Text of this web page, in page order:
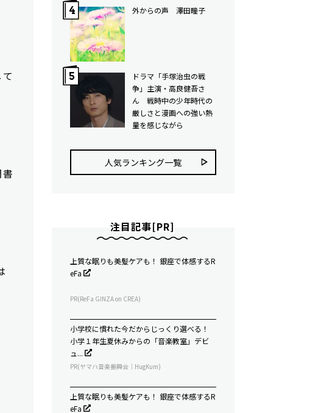
外からの声 澤田瞳子
ドラマ「手塚治虫の戦
争」主演・高良健吾さ
ん 戦時中の少年時代の
厳しさと漫画への強い熱
量を感じながら
人気ランキング⼀覧
注目記事[PR]
上質な眠りも美髪ケアも！ 銀座で体感するR
eFa
PR(ReFa GINZA on CREA)
小学校に慣れた今だからじっくり選べる！
小学１年生夏休みからの「音楽教室」デビ
ュ...
PR(ヤマハ音楽振興会｜HugKum)
上質な眠りも美髪ケアも！ 銀座で体感するR
eFa